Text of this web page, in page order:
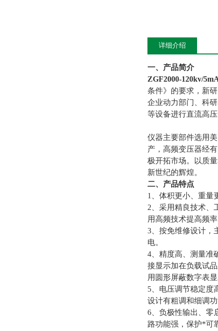
详细介绍
一、产品简介
ZGF2000-120kv/
条件》的要求，新
企业动力部门、科
等设备进行直流高
仪器主要部件选用
产，高频变压器经
极开拓市场。以质
新世纪的辉煌。
二、产品特点
1、体积更小、重量
2、采用精良技术、
用高频技术提高频
3、按免维修设计，
电。
4、精度高、测量准
接显示加在负载试
用圆形屏蔽数字表
5、电压调节稳定度
设计有粗调和细调
6、负极性输出、零
路功能强，保护*可